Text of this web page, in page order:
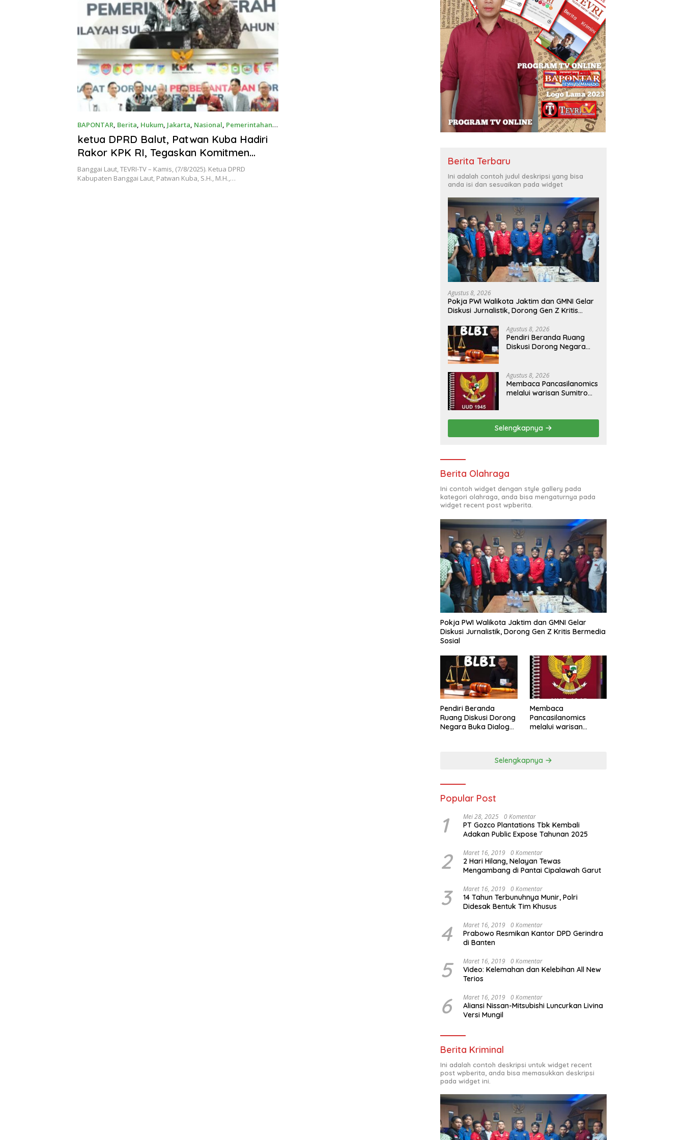
Kompetitif
BAPONTAR, Berita, Hukum, Jakarta, Nasional, Pemerintahan
Agustus 7, 2025
ketua DPRD Balut, Patwan Kuba Hadiri
Rakor KPK RI, Tegaskan Komitmen
Kawal Pemerintahan Bersih
Banggai Laut, TEVRI-TV – Kamis, (7/8/2025). Ketua DPRD
Kabupaten Banggai Laut, Patwan Kuba, S.H., M.H.,…
Berita Terbaru
Ini adalah contoh judul deskripsi yang bisa
anda isi dan sesuaikan pada widget
Agustus 8, 2026
Pokja PWI Walikota Jaktim dan GMNI Gelar
Diskusi Jurnalistik, Dorong Gen Z Kritis
Agustus 8, 2026
Pendiri Beranda Ruang
Diskusi Dorong Negara
Agustus 8, 2026
Membaca Pancasilanomics
melalui warisan Sumitro
Selengkapnya
Berita Olahraga
Ini contoh widget dengan style gallery pada
kategori olahraga, anda bisa mengaturnya pada
widget recent post wpberita.
Pokja PWI Walikota Jaktim dan GMNI Gelar
Diskusi Jurnalistik, Dorong Gen Z Kritis Bermedia
Sosial
Pendiri Beranda
Ruang Diskusi Dorong
Negara Buka Dialog
Membaca
Pancasilanomics
melalui warisan
Selengkapnya
Popular Post
1 Mei 28, 2025 0 Komentar
PT Gozco Plantations Tbk Kembali
Adakan Public Expose Tahunan 2025
2 Maret 16, 2019 0 Komentar
2 Hari Hilang, Nelayan Tewas
Mengambang di Pantai Cipalawah Garut
3 Maret 16, 2019 0 Komentar
14 Tahun Terbunuhnya Munir, Polri
Didesak Bentuk Tim Khusus
4 Maret 16, 2019 0 Komentar
Prabowo Resmikan Kantor DPD Gerindra
di Banten
5 Maret 16, 2019 0 Komentar
Video: Kelemahan dan Kelebihan All New
Terios
6 Maret 16, 2019 0 Komentar
Aliansi Nissan-Mitsubishi Luncurkan Livina
Versi Mungil
Berita Kriminal
Ini adalah contoh deskripsi untuk widget recent
post wpberita, anda bisa memasukkan deskripsi
pada widget ini.